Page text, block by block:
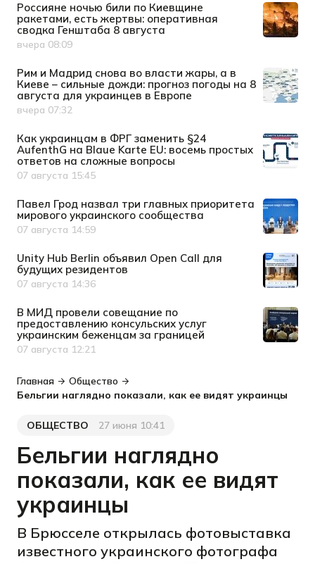
Россияне ночью били по Киевщине
ракетами, есть жертвы: оперативная
сводка Генштаба 8 августа
Дата публикации
вчера 08:09
Рим и Мадрид снова во власти жары, а в
Киеве – сильные дожди: прогноз погоды на 8
августа для украинцев в Европе
Дата публикации
вчера 07:32
Как украинцам в ФРГ заменить §24
AufenthG на Blaue Karte EU: восемь простых
ответов на сложные вопросы
Дата публикации
07 августа 15:45
Павел Грод назвал три главных приоритета
мирового украинского сообщества
Дата публикации
07 августа 14:59
Unity Hub Berlin объявил Open Call для
будущих резидентов
Дата публикации
07 августа 14:36
В МИД провели совещание по
предоставлению консульских услуг
украинским беженцам за границей
Дата публикации
07 августа 12:21
Главная
Общество
Бельгии наглядно показали, как ее видят украинцы
Категория
ОБЩЕСТВО
Дата публикации
27 июня 10:41
Бельгии наглядно
показали, как ее видят
украинцы
В Брюсселе открылась фотовыставка
известного украинского фотографа